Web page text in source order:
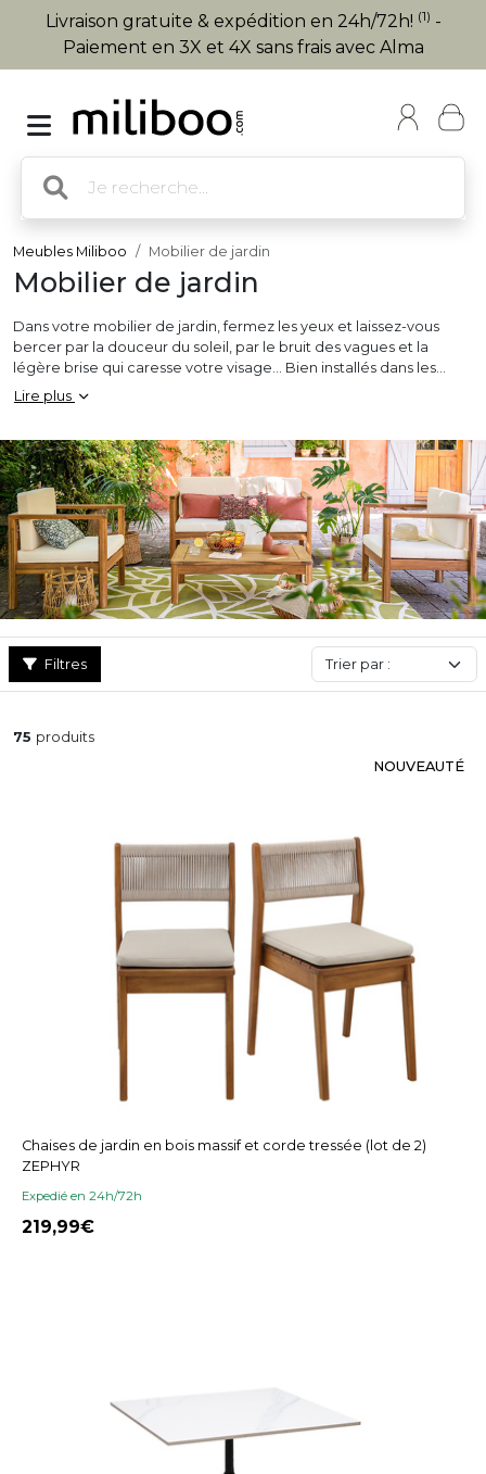
Livraison gratuite & expédition en 24h/72h! (1) -
Paiement en 3X et 4X sans frais avec Alma
Meubles Miliboo Mobilier de jardin
Mobilier de jardin
Dans votre mobilier de jardin, fermez les yeux et laissez-vous
bercer par la douceur du soleil, par le bruit des vagues et la
légère brise qui caresse votre visage… Bien installés dans les
coussins de vos meubles de jardin en résine tressée, vous
appréciez un moment de paresse made in miliboo !
Lire plus
Filtres
75 produits
NOUVEAUTÉ
Chaises de jardin en bois massif et corde tressée (lot de 2)
ZEPHYR
Expedié en 24h/72h
219,99